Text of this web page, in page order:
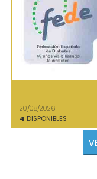
20/08/2026
4 DISPONIBLES